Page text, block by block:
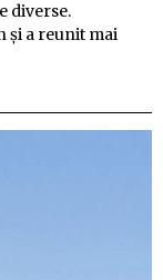
diverse.
și a reunit mai